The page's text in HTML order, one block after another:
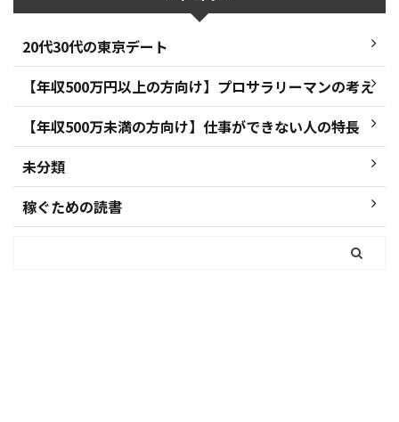
20代30代の東京デート
【年収500万円以上の方向け】プロサラリーマンの考え
【年収500万未満の方向け】仕事ができない人の特長
未分類
稼ぐための読書